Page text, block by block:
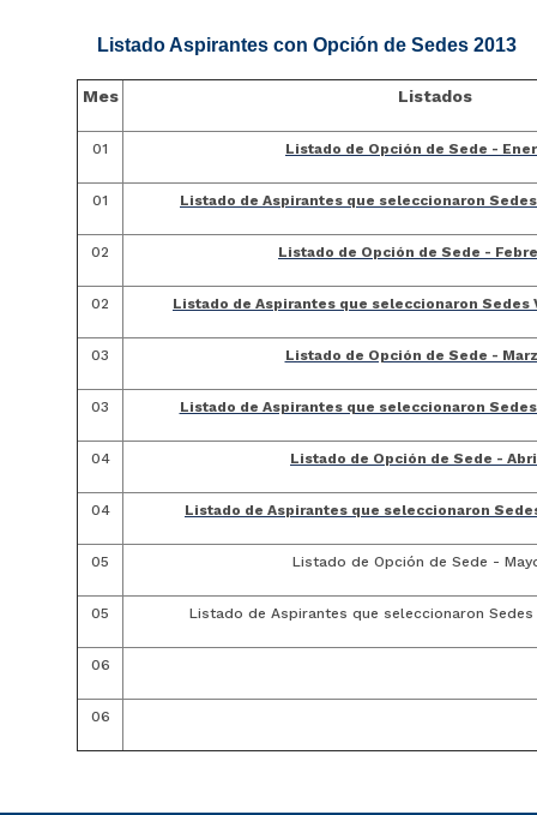
Listado Aspirantes con Opción de Sedes 2013
Mes Listados
01 Listado de Opción de Sede -
01 Listado de Aspirantes que seleccionaron
02 Listado de Opción de Sede -
02 Listado de Aspirantes que seleccionaron Sedes
03 Listado de Opción de Sede -
03 Listado de Aspirantes que seleccionaron Sedes
04 Listado de Opción de Sede -
04 Listado de Aspirantes que seleccionaron
05 Listado de Opción de Sede -
05 Listado de Aspirantes que seleccionaron Sedes
06
06